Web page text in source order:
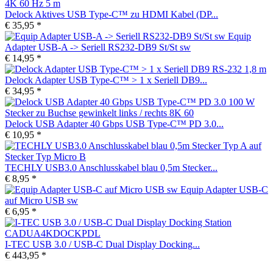
Delock Aktives USB Type-C™ zu HDMI Kabel (DP...
€ 35,95 *
Equip
Adapter USB-A -> Seriell RS232-DB9 St/St sw
€ 14,95 *
Delock Adapter USB Type-C™ > 1 x Seriell DB9...
€ 34,95 *
Delock USB Adapter 40 Gbps USB Type-C™ PD 3.0...
€ 10,95 *
TECHLY USB3.0 Anschlusskabel blau 0,5m Stecker...
€ 8,95 *
Equip Adapter USB-C
auf Micro USB sw
€ 6,95 *
I-TEC USB 3.0 / USB-C Dual Display Docking...
€ 443,95 *